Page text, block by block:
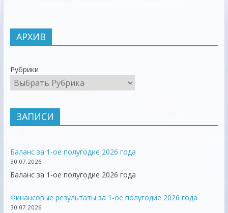
АРХИВ
Рубрики
ЗАПИСИ
Баланс за 1-ое полугодие 2026 года
30.07.2026
Баланс за 1-ое полугодие 2026 года
Финансовые результаты за 1-ое полугодие 2026 года
30.07.2026